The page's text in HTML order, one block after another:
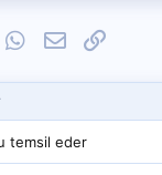
WhatsApp
E-postaLink
temsil eder